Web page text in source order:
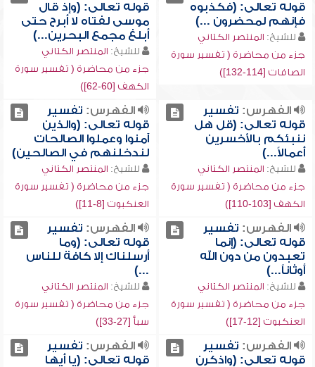
قوله تعالى: (فكذبوه
فإنهم لمحضرون ...)
للشيخ: المنتصر الكتاني
جزء من محاضرة ( تفسير سورة
الصافات [114-132])
قوله تعالى: (وإذ قال
موسى لفتاه لا أبرح حتى
أبلغ مجمع البحرين...)
للشيخ: المنتصر الكتاني
جزء من محاضرة ( تفسير سورة
الكهف [60-62])
الفهرس: تفسير
قوله تعالى: (قل هل
ننبئكم بالأخسرين
أعمالاً...)
للشيخ: المنتصر الكتاني
جزء من محاضرة ( تفسير سورة
الكهف [103-110])
الفهرس: تفسير
قوله تعالى: (والذين
آمنوا وعملوا الصالحات
لندخلنهم في الصالحين)
للشيخ: المنتصر الكتاني
جزء من محاضرة ( تفسير سورة
العنكبوت [8-11])
الفهرس: تفسير
قوله تعالى: (إنما
تعبدون من دون الله
أوثاناً...)
للشيخ: المنتصر الكتاني
جزء من محاضرة ( تفسير سورة
العنكبوت [12-17])
الفهرس: تفسير
قوله تعالى: (وما
أرسلناك إلا كافة للناس
...)
للشيخ: المنتصر الكتاني
جزء من محاضرة ( تفسير سورة
سبأ [27-33])
الفهرس: تفسير
قوله تعالى: (واذكرن
الفهرس: تفسير
قوله تعالى: (يا أيها